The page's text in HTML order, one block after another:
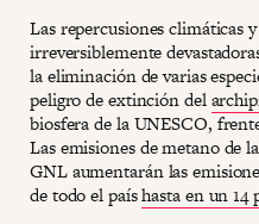
Las repercusiones climáticas
irreversiblemente
la eliminación de varias
peligro de extinción del
biosfera de la UNESCO,
Las emisiones de metano de
GNL aumentarán las
de todo el paíshasta en un 14